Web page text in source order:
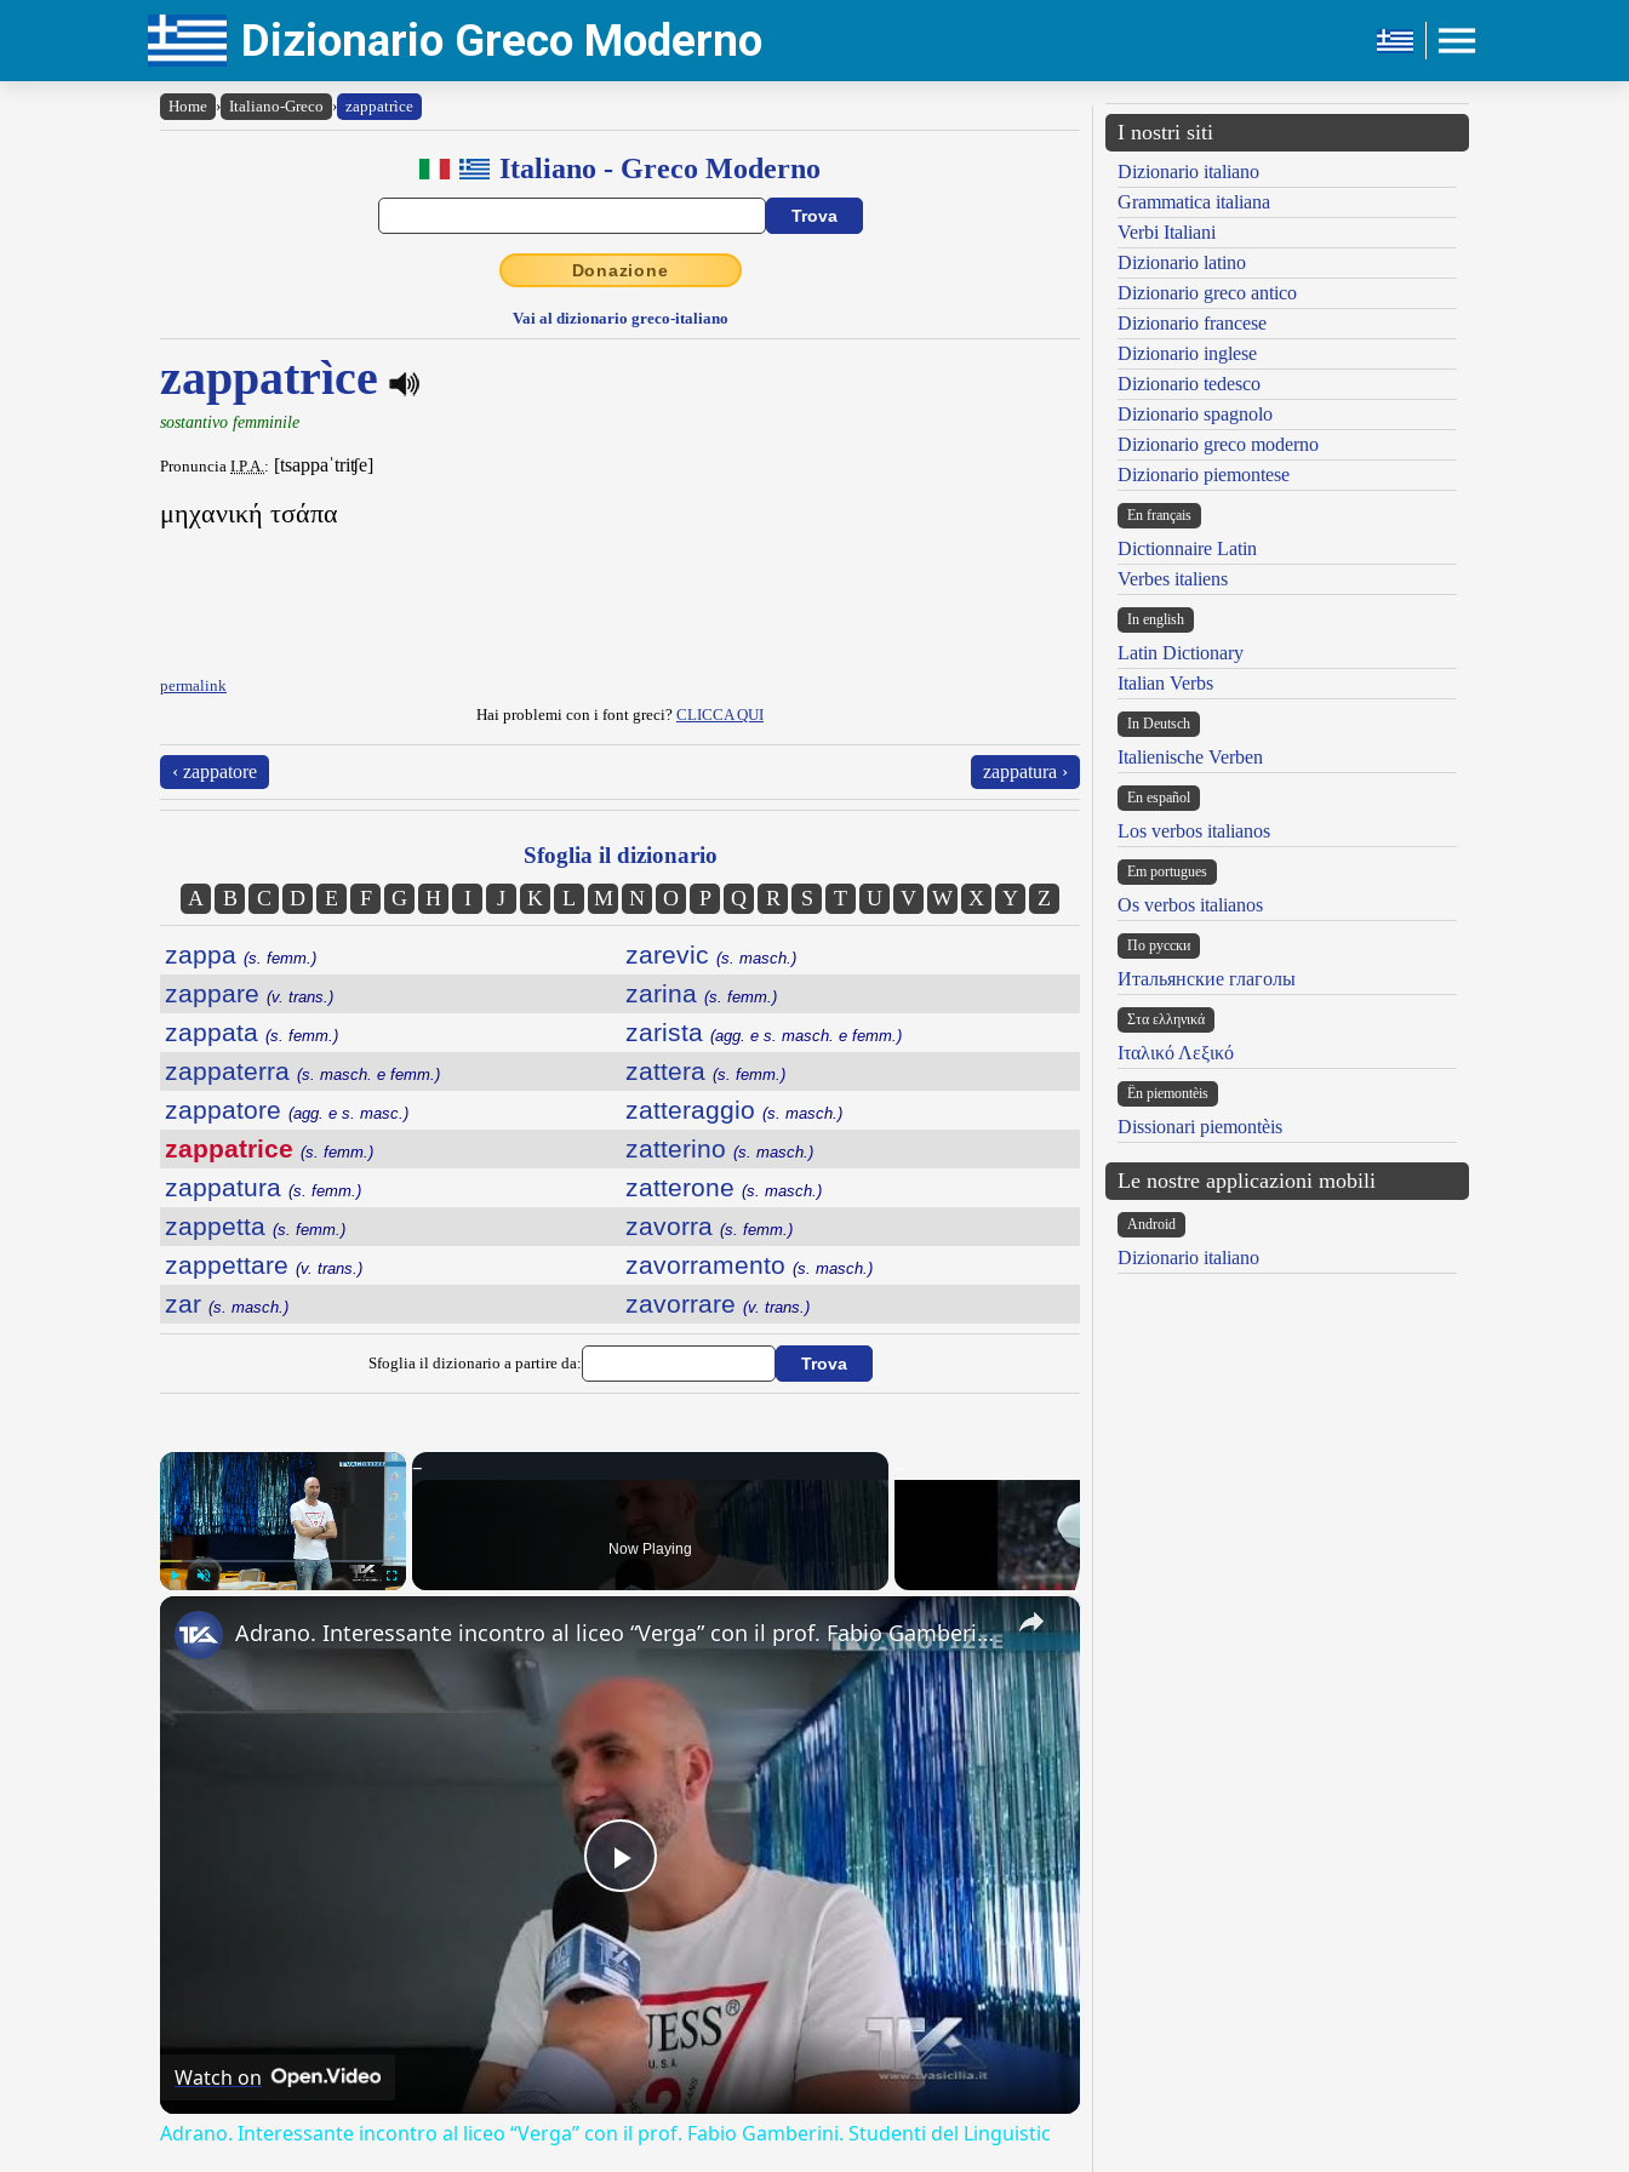
Dizionario Greco Moderno
Home › Italiano-Greco › zappatrìce
Italiano - Greco Moderno
Donazione
Vai al dizionario greco-italiano
zappatrìce
sostantivo femminile
Pronuncia I.P.A.: [tsappaˈtriʧe]
μηχανική τσάπα
permalink
Hai problemi con i font greci? CLICCA QUI
‹ zappatore zappatura ›
Sfoglia il dizionario
A B C D E F G H I J K L M N O P Q R S T U V W X Y Z
zappa (s. femm.)
zappare (v. trans.)
zappata (s. femm.)
zappaterra (s. masch. e femm.)
zappatore (agg. e s. masc.)
zappatrice (s. femm.)
zappatura (s. femm.)
zappetta (s. femm.)
zappettare (v. trans.)
zar (s. masch.)
zarevic (s. masch.)
zarina (s. femm.)
zarista (agg. e s. masch. e femm.)
zattera (s. femm.)
zatteraggio (s. masch.)
zatterino (s. masch.)
zatterone (s. masch.)
zavorra (s. femm.)
zavorramento (s. masch.)
zavorrare (v. trans.)
Sfoglia il dizionario a partire da:
×
Now Playing
×
Play
Video
Adrano. Interessante incontro al liceo “Verga” con il prof. Fabio Gamberini. Studenti del Linguistic
Watch on
Adrano. Interessante incontro al liceo “Verga” con il prof. Fabio Gamberini. Studenti del Linguistic
I nostri siti
Dizionario italiano
Grammatica italiana
Verbi Italiani
Dizionario latino
Dizionario greco antico
Dizionario francese
Dizionario inglese
Dizionario tedesco
Dizionario spagnolo
Dizionario greco moderno
Dizionario piemontese
En français
Dictionnaire Latin
Verbes italiens
In english
Latin Dictionary
Italian Verbs
In Deutsch
Italienische Verben
En español
Los verbos italianos
Em portugues
Os verbos italianos
По русски
Итальянские глаголы
Στα ελληνικά
Ιταλικό Λεξικό
Ën piemontèis
Dissionari piemontèis
Le nostre applicazioni mobili
Android
Dizionario italiano